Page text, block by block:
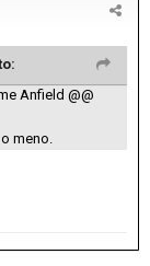
Anfield @@
meno.